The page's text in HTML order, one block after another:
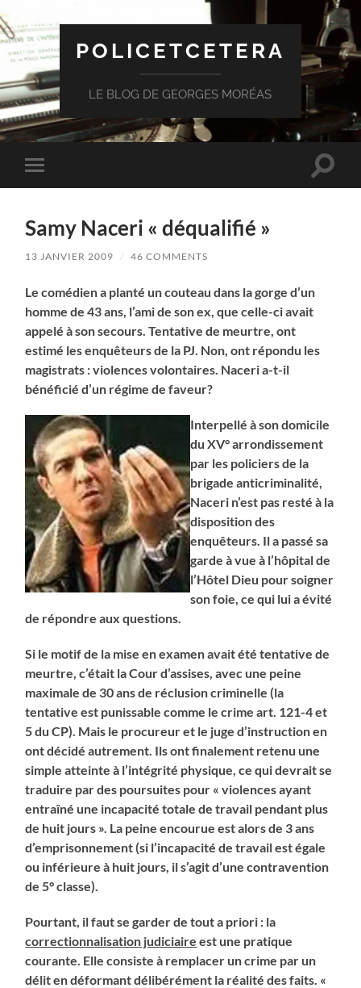
POLICETCETERA
LE BLOG DE GEORGES MORÉAS
Toggle
mobile
Toggle
Samy Naceri « déqualifié »
13 JANVIER 2009 / 46 COMMENTS
Le comédien a planté un couteau dans la gorge d’un
homme de 43 ans, l’ami de son ex, que celle-ci avait
appelé à son secours. Tentative de meurtre, ont
estimé les enquêteurs de la PJ. Non, ont répondu les
magistrats : violences volontaires. Naceri a-t-il
bénéficié d’un régime de faveur?
Interpellé à son domicile
du XV° arrondissement
par les policiers de la
brigade anticriminalité,
Naceri n’est pas resté à la
disposition des
enquêteurs. Il a passé sa
garde à vue à l’hôpital de
l’Hôtel Dieu pour soigner
son foie, ce qui lui a évité
de répondre aux questions.
Si le motif de la mise en examen avait été tentative de
meurtre, c’était la Cour d’assises, avec une peine
maximale de 30 ans de réclusion criminelle (la
tentative est punissable comme le crime art. 121-4 et
5 du CP). Mais le procureur et le juge d’instruction en
ont décidé autrement. Ils ont finalement retenu une
simple atteinte à l’intégrité physique, ce qui devrait se
traduire par des poursuites pour « violences ayant
entraîné une incapacité totale de travail pendant plus
de huit jours ». La peine encourue est alors de 3 ans
d’emprisonnement (si l’incapacité de travail est égale
ou inférieure à huit jours, il s’agit d’une contravention
de 5° classe).
Pourtant, il faut se garder de tout a priori : la
correctionnalisation judiciaire est une pratique
courante. Elle consiste à remplacer un crime par un
délit en déformant délibérément la réalité des faits. «